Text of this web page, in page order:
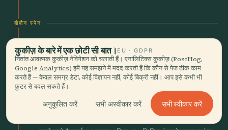
बोर्बोन स्पेन
gavel 2 जुलाई, 1715
बोर्बोन विजय ने 466 साल पुरानी
संस्थाओं को समाप्त कर दिया
फ्रांस में जन्मे जनरल असफेल्द के नेतृत्व में एक बोर्बोन बेड़े ने 2 जुलाई
1715 को पाल्मा की घेराबंदी की — स्पेनी उत्तराधिकार युद्ध की आखिरी
कुकीज़ के बारे में एक छोटी सी बात। EU · GDPR
नितांत आवश्यक कुकीज़ नेविगेशन को चलाती हैं। एनालिटिक्स कुकीज़ (PostHog,
Google Analytics) हमें यह समझने में मदद करती हैं कि कौन से पेज ठीक काम
करते हैं — केवल समग्र डेटा, कोई विज्ञापन नहीं, कोई बिक्री नहीं। आप इसे कभी भी
फ़ुटर से बदल सकते हैं।
अनुकूलित करें सभी अस्वीकार करें सभी स्वीकार करें